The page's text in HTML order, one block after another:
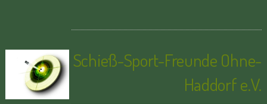
Schieß-Sport-Freunde Ohne-
Haddorf e.V.